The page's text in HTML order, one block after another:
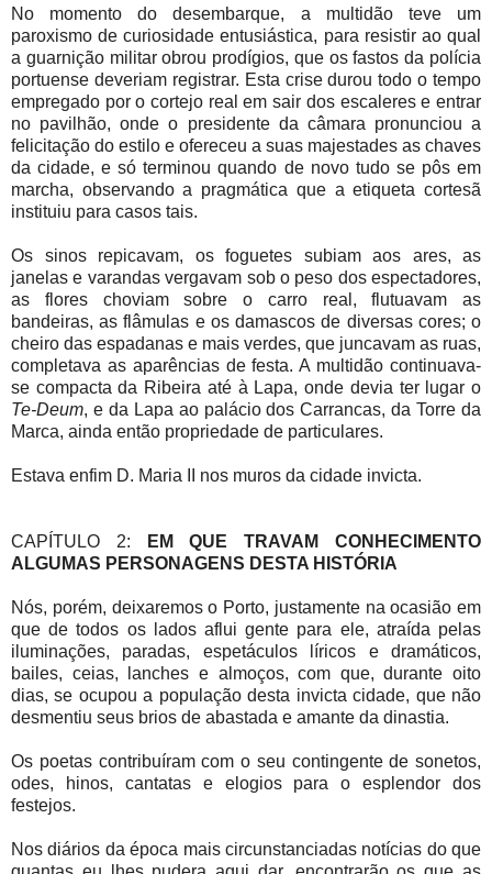
No momento do desembarque, a multidão teve um
paroxismo de curiosidade entusiástica, para resistir ao qual
a guarnição militar obrou prodígios, que os fastos da polícia
portuense deveriam registrar. Esta crise durou todo o tempo
empregado por o cortejo real em sair dos escaleres e entrar
no pavilhão, onde o presidente da câmara pronunciou a
felicitação do estilo e ofereceu a suas majestades as chaves
da cidade, e só terminou quando de novo tudo se pôs em
marcha, observando a pragmática que a etiqueta cortesã
instituiu para casos tais.
Os sinos repicavam, os foguetes subiam aos ares, as
janelas e varandas vergavam sob o peso dos espectadores,
as flores choviam sobre o carro real, flutuavam as
bandeiras, as flâmulas e os damascos de diversas cores; o
cheiro das espadanas e mais verdes, que juncavam as ruas,
completava as aparências de festa. A multidão continuava-
se compacta da Ribeira até à Lapa, onde devia ter lugar o
Te-Deum, e da Lapa ao palácio dos Carrancas, da Torre da
Marca, ainda então propriedade de particulares.
Estava enfim D. Maria II nos muros da cidade invicta.
CAPÍTULO 2:
EM QUE TRAVAM CONHECIMENTO
ALGUMAS PERSONAGENS DESTA HISTÓRIA
Nós, porém, deixaremos o Porto, justamente na ocasião em
que de todos os lados aflui gente para ele, atraída pelas
iluminações, paradas, espetáculos líricos e dramáticos,
bailes, ceias, lanches e almoços, com que, durante oito
dias, se ocupou a população desta invicta cidade, que não
desmentiu seus brios de abastada e amante da dinastia.
Os poetas contribuíram com o seu contingente de sonetos,
odes, hinos, cantatas e elogios para o esplendor dos
festejos.
Nos diários da época mais circunstanciadas notícias do que